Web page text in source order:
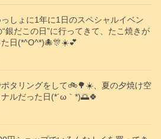
しょに1年に1日のスペシャルイベン
“銀だこの日”に行ってきて、たこ焼きが
た日(*^O^*)🐙🎊☀️💕
ポタリングをして🚲️🌳☀️、夏の夕焼け空
ルだった日(⁠*⁠´⁠ω⁠｀⁠*⁠)🌅🍀